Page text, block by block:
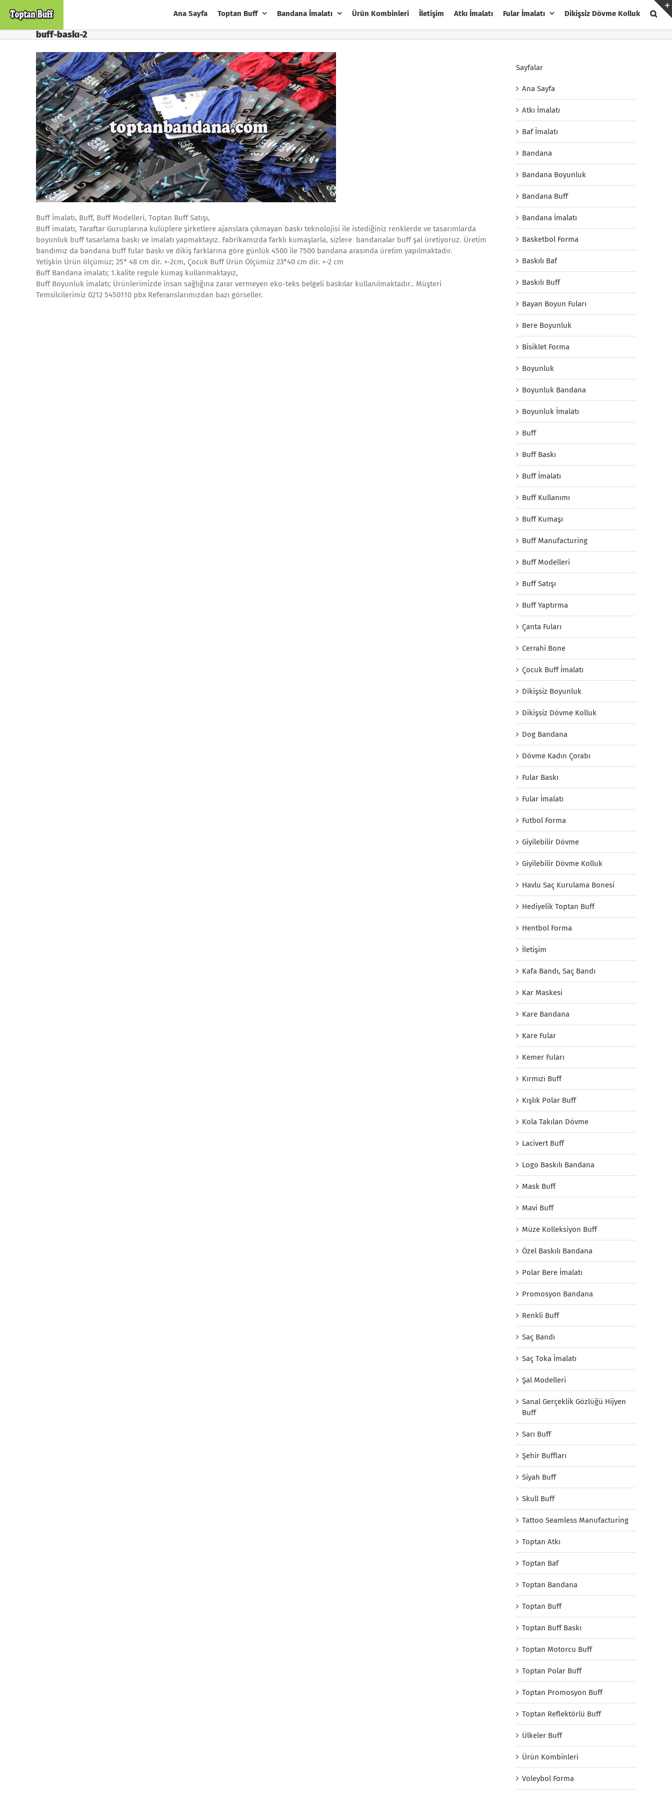
Ana Sayfa Toptan Buff Bandana İmalatı Ürün Kombinleri İletişim Atkı İmalatı Fular İmalatı Dikişsiz Dövme Kolluk
buff-baskı-2
Buff İmalatı, Buff, Buff Modelleri, Toptan Buff Satışı,
Buff imalatı, Taraftar Guruplarına kulüplere şirketlere ajanslara çıkmayan baskı teknolojisi ile istediğiniz renklerde ve tasarımlarda
boyunluk buff tasarlama baskı ve imalatı yapmaktayız. Fabrikamızda farklı kumaşlarla, sizlere bandanalar buff şal üretiyoruz. Üretim
bandımız da bandana buff fular baskı ve dikiş farklarına göre günlük 4500 ile 7500 bandana arasında üretim yapılmaktadır.
Yetişkin Ürün ölçümüz; 25* 48 cm dir. +-2cm, Çocuk Buff Ürün Ölçümüz 23*40 cm dir. +-2 cm
Buff Bandana imalatı; 1.kalite regule kumaş kullanmaktayız,
Buff Boyunluk imalatı; Ürünlerimizde insan sağlığına zarar vermeyen eko-teks belgeli baskılar kullanılmaktadır.. Müşteri
Temsilcilerimiz 0212 5450110 pbx Referanslarımızdan bazı görseller.
Sayfalar
Ana Sayfa
Atkı İmalatı
Baf İmalatı
Bandana
Bandana Boyunluk
Bandana Buff
Bandana İmalatı
Basketbol Forma
Baskılı Baf
Baskılı Buff
Bayan Boyun Fuları
Bere Boyunluk
Bisiklet Forma
Boyunluk
Boyunluk Bandana
Boyunluk İmalatı
Buff
Buff Baskı
Buff İmalatı
Buff Kullanımı
Buff Kumaşı
Buff Manufacturing
Buff Modelleri
Buff Satışı
Buff Yaptırma
Çanta Fuları
Cerrahi Bone
Çocuk Buff İmalatı
Dikişsiz Boyunluk
Dikişsiz Dövme Kolluk
Dog Bandana
Dövme Kadın Çorabı
Fular Baskı
Fular İmalatı
Futbol Forma
Giyilebilir Dövme
Giyilebilir Dövme Kolluk
Havlu Saç Kurulama Bonesi
Hediyelik Toptan Buff
Hentbol Forma
İletişim
Kafa Bandı, Saç Bandı
Kar Maskesi
Kare Bandana
Kare Fular
Kemer Fuları
Kırmızı Buff
Kışlık Polar Buff
Kola Takılan Dövme
Lacivert Buff
Logo Baskılı Bandana
Mask Buff
Mavi Buff
Müze Kolleksiyon Buff
Özel Baskılı Bandana
Polar Bere İmalatı
Promosyon Bandana
Renkli Buff
Saç Bandı
Saç Toka İmalatı
Şal Modelleri
Sanal Gerçeklik Gözlüğü Hijyen
Buff
Sarı Buff
Şehir Buffları
Siyah Buff
Skull Buff
Tattoo Seamless Manufacturing
Toptan Atkı
Toptan Baf
Toptan Bandana
Toptan Buff
Toptan Buff Baskı
Toptan Motorcu Buff
Toptan Polar Buff
Toptan Promosyon Buff
Toptan Reflektörlü Buff
Ülkeler Buff
Ürün Kombinleri
Voleybol Forma